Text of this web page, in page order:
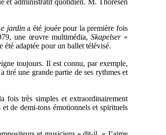
et administratif quotidien. M. Thoresen
jardina été jouée pour la première fois
une œuvre multimédia, Skapelser«
été adaptée pour un ballet télévisé.
toujours. Il est connu, par exemple,
tiré une grande partie de ses rythmes et
fois très simples et extraordinairement
de demi-tons émotionnels et spirituels